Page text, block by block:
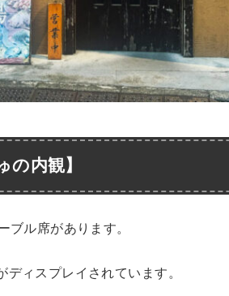
の内観】
ブル席があります。
ィスプレイされています。